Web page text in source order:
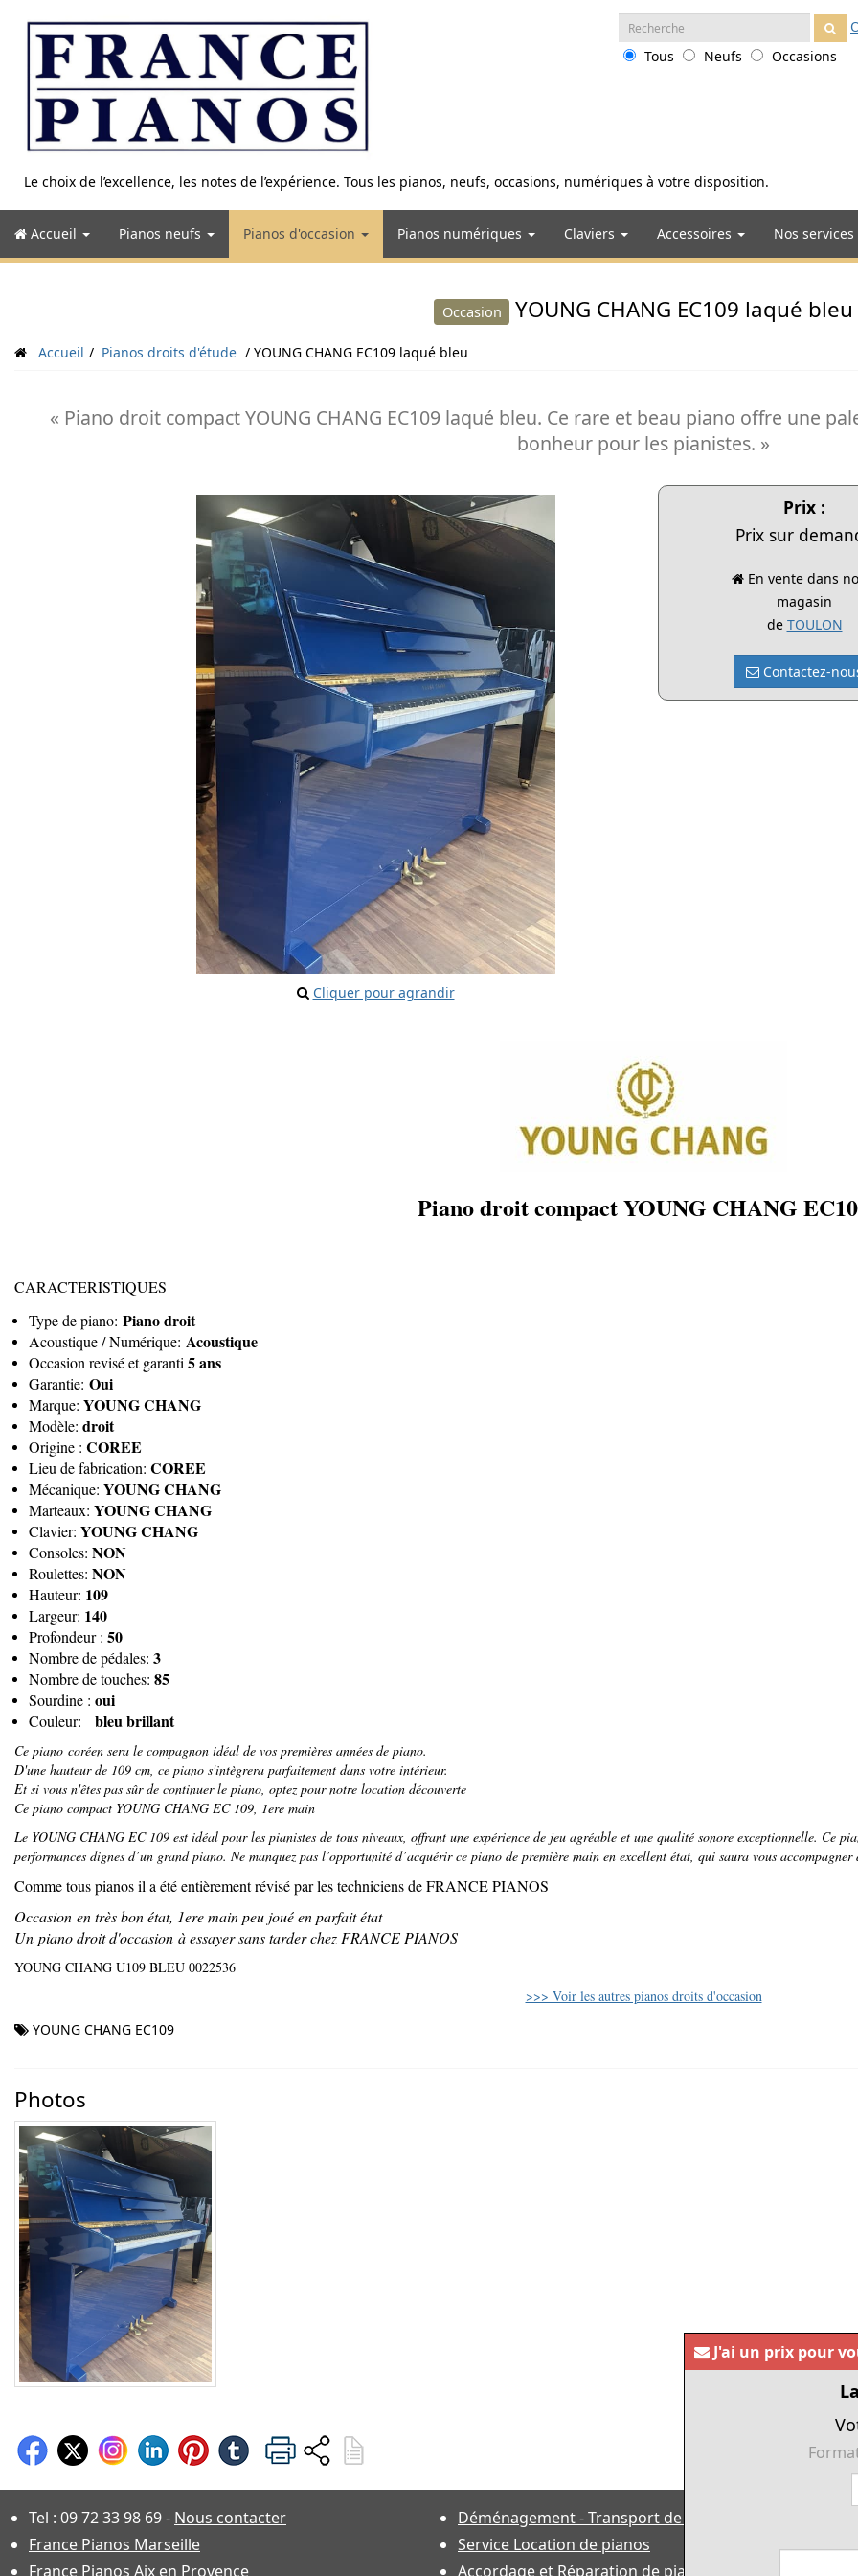
contenu
Le choix de l’excellence, les notes de l’expérience. Tous les pianos, neufs, occasions, numériques à votre disposition.
Recherche
:
Tous
Neufs Occasions
Accueil Pianos neufs Pianos d'occasion Pianos numériques Claviers Accessoires Nos
Occasion YOUNG CHANG EC109 laqué bleu
Accueil Pianos droits d'étude YOUNG CHANG EC109 laqué bleu
« Piano droit compact YOUNG CHANG EC109 laqué bleu. Ce rare et beau piano offre une
bonheur pour les pianistes. »
Cliquer pour agrandir
Prix :
Prix sur
En vente dans
magasin
de TOULON
Contactez-
Piano droit compact YOUNG CHANG
CARACTERISTIQUES
Type de piano: Piano droit
Acoustique / Numérique: Acoustique
Occasion revisé et garanti 5 ans
Garantie: Oui
Marque: YOUNG CHANG
Modèle: droit
Origine : COREE
Lieu de fabrication: COREE
Mécanique: YOUNG CHANG
Marteaux: YOUNG CHANG
Clavier: YOUNG CHANG
Consoles: NON
Roulettes: NON
Hauteur: 109
Largeur: 140
Profondeur : 50
Nombre de pédales: 3
Nombre de touches: 85
Sourdine : oui
Couleur: bleu brillant
Ce piano coréen sera le compagnon idéal de vos premières années de piano.
D'une hauteur de 109 cm, ce piano s'intègrera parfaitement dans votre intérieur.
Et si vous n'êtes pas sûr de continuer le piano, optez pour notre location découverte
Ce piano compact YOUNG CHANG EC 109, 1ere main
Le YOUNG CHANG EC 109 est idéal pour les pianistes de tous niveaux, offrant une expérience de jeu agréable et une qualité sonore exceptionnelle. Ce
performances dignes d’un grand piano. Ne manquez pas l’opportunité d’acquérir ce piano de première main en excellent état, qui saura vous accompagner
Comme tous pianos il a été entièrement révisé par les techniciens de FRANCE PIANOS
Occasion en très bon état, 1ere main peu joué en parfait état
Un piano droit d'occasion à essayer sans tarder chez FRANCE PIANOS
YOUNG CHANG U109 BLEU 0022536
>>> Voir les autres pianos droits d'occasion
YOUNG CHANG EC109
Photos
J'ai un prix pour
Tel : 09 72 33 98 69- Nous contacter
France Pianos Marseille
France Pianos Aix en Provence
Déménagement - Transport de pianos
Service Location de pianos
Accordage et Réparation de piano